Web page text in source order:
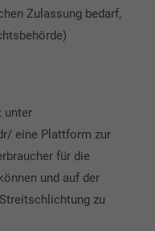
Zulassung bedarf,
unter
eine Plattform zur
für die
und auf der
zu